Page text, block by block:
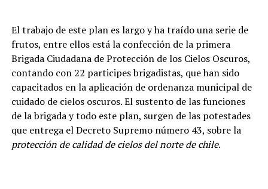
El trabajo de este plan es largo y ha traído una serie de
frutos, entre ellos está la confección de la primera
Brigada Ciudadana de Protección de los Cielos Oscuros,
contando con 22 participes brigadistas, que han sido
capacitados en la aplicación de ordenanza municipal de
cuidado de cielos oscuros. El sustento de las funciones
de la brigada y todo este plan, surgen de las potestades
que entrega el Decreto Supremo número 43, sobre la
protección de calidad de cielos del norte de chile.